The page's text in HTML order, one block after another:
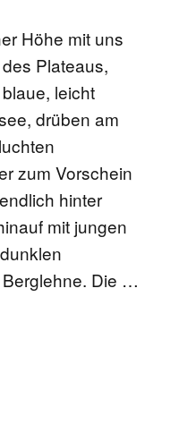
Höhe mit uns
Plateaus,
leicht
drüben am
zum Vorschein
hinter
mit jungen
Die …